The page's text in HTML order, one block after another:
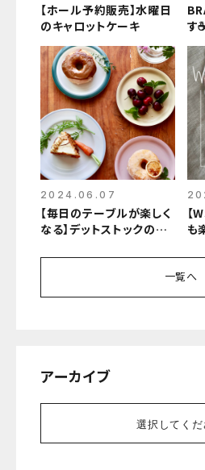
【ホール予約販売】水曜日
のキャロットケーキ
す
2024.06.07
【毎日のテーブルが楽しく
なる】デットストックの器
【
も
一覧へ
アーカイブ
選択してくだ